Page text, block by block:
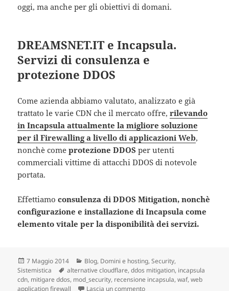
oggi, ma anche per gli obiettivi di domani.
DREAMSNET.IT e Incapsula.
Servizi di consulenza e
protezione DDOS
Come azienda abbiamo valutato, analizzato e già
trattato le varie CDN che il mercato offre,rilevando
in Incapsula attualmente la migliore soluzione
per il Firewalling a livello di applicazioni Web,
nonchè comeprotezione DDOS per utenti
commerciali vittime di attacchi DDOS di notevole
portata.
Effettiamo consulenza di DDOS Mitigation, nonchè
configurazione e installazione di Incapsula come
elemento vitale per la disponibilità dei servizi.
Scritto
il
7 Maggio 2014 Categorie
Blog, Domini e hosting,Security,
Sistemistica
Tag
alternative cloudflare,ddos mitigation, incapsula
cdn, mitigare ddos, mod_security, recensione incapsula,waf,web
application firewall
Lascia un commento